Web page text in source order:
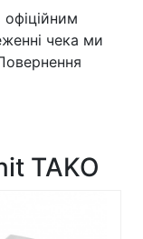
чека ми
TAKO